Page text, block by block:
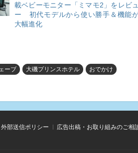
載ベビーモニター「ミマモ2」をレビュ
ー 初代モデルから使い勝手＆機能
大幅進化
ーブ 大磯プリンスホテル おでかけ
外部送信ポリシー
広告出稿・お取り組みのご相